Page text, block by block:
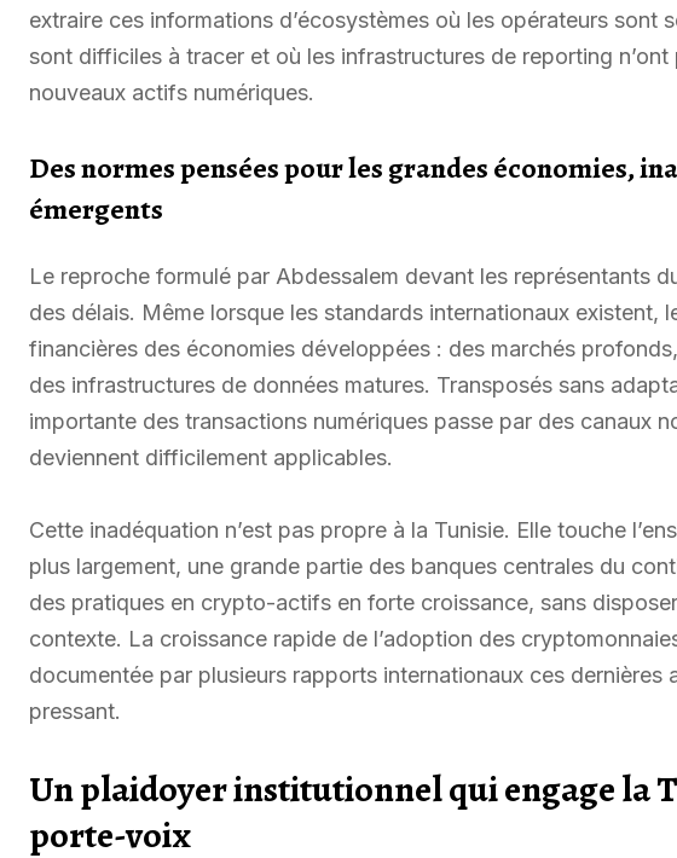
extraire ces informations d’écosystèmes où les opérateurs sont
sont difficiles à tracer et où les infrastructures de reporting
nouveaux actifs numériques.
Des normes pensées pour les grandes économies,
émergents
Le reproche formulé par Abdessalem devant les représentants
des délais. Même lorsque les standards internationaux existent,
financières des économies développées : des marchés
des infrastructures de données matures. Transposés sans
importante des transactions numériques passe par des canaux
deviennent difficilement applicables.
Cette inadéquation n’est pas propre à la Tunisie. Elle touche
plus largement, une grande partie des banques centrales du
des pratiques en crypto-actifs en forte croissance, sans
contexte. La croissance rapide de l’adoption des
documentée par plusieurs rapports internationaux ces dernières
pressant.
Un plaidoyer institutionnel qui engage la
porte-voix